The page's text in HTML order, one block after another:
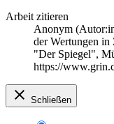
Arbeit zitieren
Anonym
der Wertungen in
"Der Spiegel",
https://
Schließen